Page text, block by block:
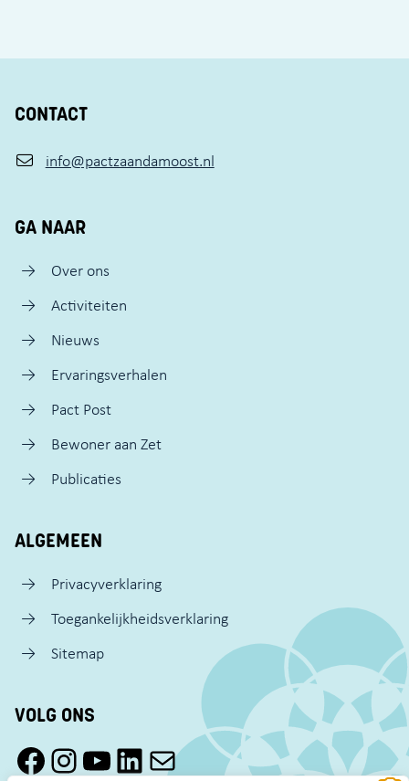
CONTACT
info@pactzaandamoost.nl
GA NAAR
Over ons
Activiteiten
Nieuws
Ervaringsverhalen
Pact Post
Bewoner aan Zet
Publicaties
ALGEMEEN
Privacyverklaring
Toegankelijkheidsverklaring
Sitemap
VOLG ONS
Facebook Pact Zaandam OostInstagram Pact Zaandam OostYouTube Pact Zaandam OostLinkedIn
Mail